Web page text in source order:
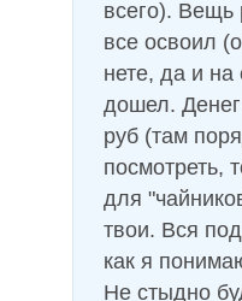
всего). Вещь
все освоил
нете, да и
дошел.
руб (там
посмотреть,
для
твои. Вся
как я
Не стыдно